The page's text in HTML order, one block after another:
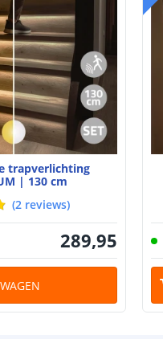
trapverlichting
| 130 cm
(2 reviews)
289,95